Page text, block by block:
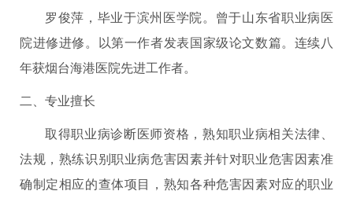
罗俊萍，毕业于滨州医学院。曾于山东省职业病医
院进修进修。以第一作者发表国家级论文数篇。连续八
年获烟台海港医院先进工作者。
二、专业擅长
取得职业病诊断医师资格，熟知职业病相关法律、
法规，熟练识别职业病危害因素并针对职业危害因素准
确制定相应的查体项目，熟知各种危害因素对应的职业